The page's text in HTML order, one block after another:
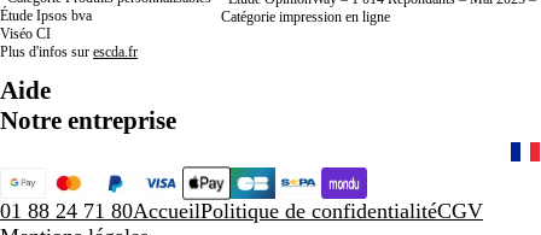
Étude Ipsos bva
Viséo CI
Plus d'infos sur escda.fr
Catégorie impression en ligne
Aide
Notre entreprise
01 88 24 71 80AccueilPolitique de confidentialitéCGV